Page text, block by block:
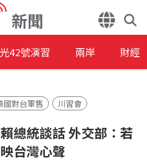
新聞
42號演習 兩岸 財經
國對台軍售 川習會
總統談話 外交部：若
台灣心聲